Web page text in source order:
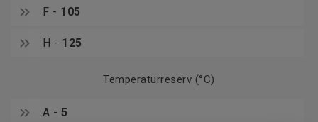
F - 105
H - 125
Temperaturreserv (°C)
A - 5